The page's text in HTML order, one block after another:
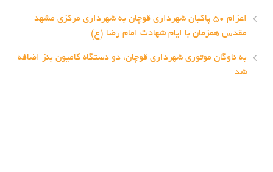
اعزام ۵۰ پاکبان شهرداری قوچان به شهرداری مرکزی مشهد
مقدس همزمان با ایام شهادت امام رضا (ع)
به ناوگان موتوری شهرداری قوچان، دو دستگاه کامیون بنز اضافه
شد